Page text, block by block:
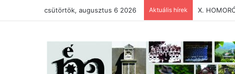
csütörtök, augusztus 6 2026 Aktuális hírek X.